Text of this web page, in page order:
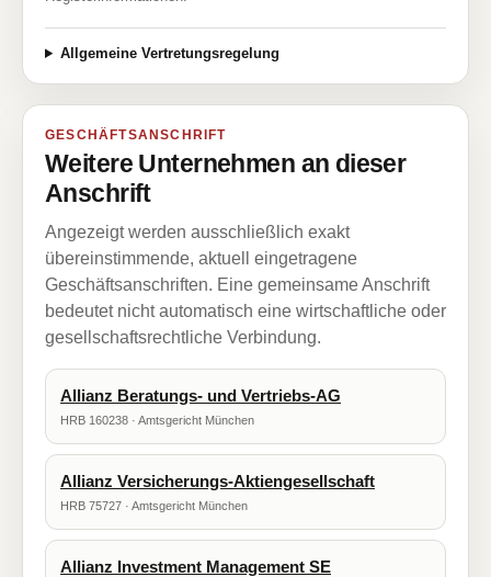
Allgemeine Vertretungsregelung
GESCHÄFTSANSCHRIFT
Weitere Unternehmen an dieser
Anschrift
Angezeigt werden ausschließlich exakt
übereinstimmende, aktuell eingetragene
Geschäftsanschriften. Eine gemeinsame Anschrift
bedeutet nicht automatisch eine wirtschaftliche oder
gesellschaftsrechtliche Verbindung.
Allianz Beratungs- und Vertriebs-AG
HRB 160238 · Amtsgericht München
Allianz Versicherungs-Aktiengesellschaft
HRB 75727 · Amtsgericht München
Allianz Investment Management SE